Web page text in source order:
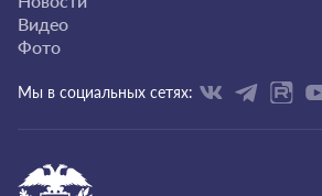
Видео
Фото
Мы в социальных сетях: